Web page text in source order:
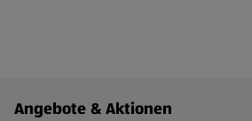
Fußzeilenmenü - weitere Links
Angebote & Aktionen